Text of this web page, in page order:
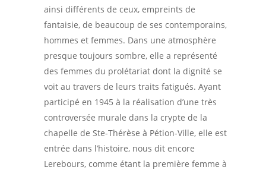
ainsi différents de ceux, empreints de
fantaisie, de beaucoup de ses contemporains,
hommes et femmes. Dans une atmosphère
presque toujours sombre, elle a représenté
des femmes du prolétariat dont la dignité se
voit au travers de leurs traits fatigués. Ayant
participé en 1945 à la réalisation d’une très
controversée murale dans la crypte de la
chapelle de Ste-Thérèse à Pétion-Ville, elle est
entrée dans l’histoire, nous dit encore
Lerebours, comme étant la première femme à